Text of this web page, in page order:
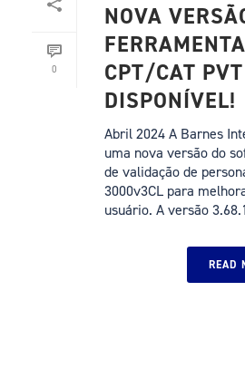
0
NOVA
CPT/CAT
DISPONÍVEL!
Abril 2024 A Barnes
uma nova versão do
de validação de
3000v3CL para
usuário. A versão
READ